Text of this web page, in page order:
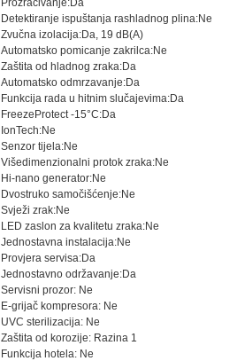
Prozračivanje:Da
Detektiranje ispuštanja rashladnog plina:Ne
Zvučna izolacija:Da, 19 dB(A)
Automatsko pomicanje zakrilca:Ne
Zaštita od hladnog zraka:Da
Automatsko odmrzavanje:Da
Funkcija rada u hitnim slučajevima:Da
FreezeProtect -15°C:Da
IonTech:Ne
Senzor tijela:Ne
Višedimenzionalni protok zraka:Ne
Hi-nano generator:Ne
Dvostruko samočišćenje:Ne
Svježi zrak:Ne
LED zaslon za kvalitetu zraka:Ne
Jednostavna instalacija:Ne
Provjera servisa:Da
Jednostavno održavanje:Da
Servisni prozor: Ne
E-grijač kompresora: Ne
UVC sterilizacija: Ne
Zaštita od korozije: Razina 1
Funkcija hotela: Ne